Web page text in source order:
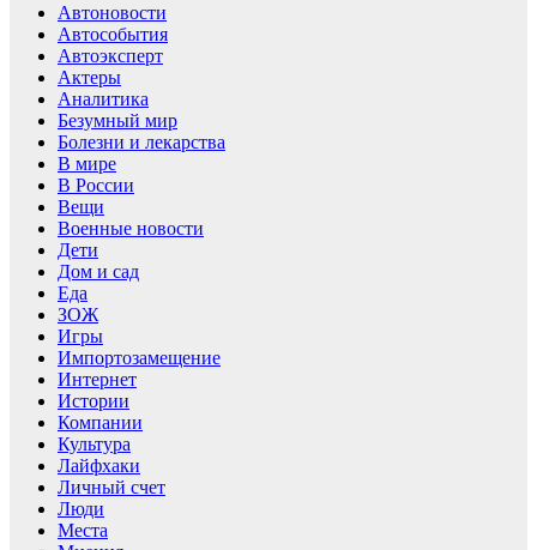
Автоновости
Автособытия
Автоэксперт
Актеры
Аналитика
Безумный мир
Болезни и лекарства
В мире
В России
Вещи
Военные новости
Дети
Дом и сад
Еда
ЗОЖ
Игры
Импортозамещение
Интернет
Истории
Компании
Культура
Лайфхаки
Личный счет
Люди
Места